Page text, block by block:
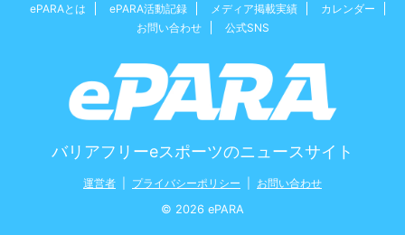
ePARAとは ePARA活動記録 メディア掲載実績
カレンダー
お問い合わせ
公式SNS
バリアフリーeスポーツのニュースサイト
運営者 プライバシーポリシー
お問い合わせ
© 2026 ePARA